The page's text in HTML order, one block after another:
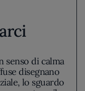
senso di calma
disegnano
lo sguardo